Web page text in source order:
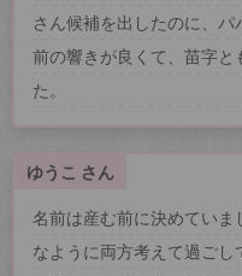
さん候補を出したのに、
前の響きが良くて、苗字と
た。
ゆうこ さん
名前は産む前に決めてい
なように両方考えて過ご